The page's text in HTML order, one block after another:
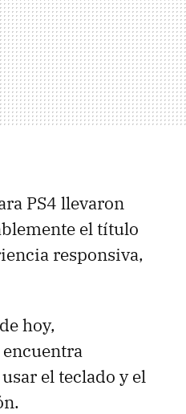
PS4 llevaron
el título
responsiva,
hoy,
el teclado y el